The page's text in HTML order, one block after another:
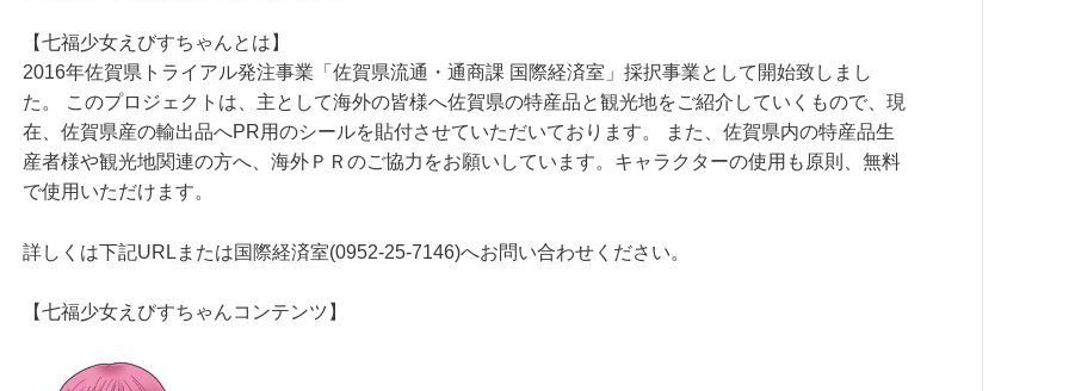
【七福少女えびすちゃんとは】
2016年佐賀県トライアル発注事業「佐賀県流通・通商課 国際経済室」採択事業として開始致しまし
た。 このプロジェクトは、主として海外の皆様へ佐賀県の特産品と観光地をご紹介していくもので、現
在、佐賀県産の輸出品へPR用のシールを貼付させていただいております。 また、佐賀県内の特産品生
産者様や観光地関連の方へ、海外ＰＲのご協力をお願いしています。キャラクターの使用も原則、無料
で使用いただけます。
詳しくは下記URLまたは国際経済室(0952-25-7146)へお問い合わせください。
【七福少女えびすちゃんコンテンツ】